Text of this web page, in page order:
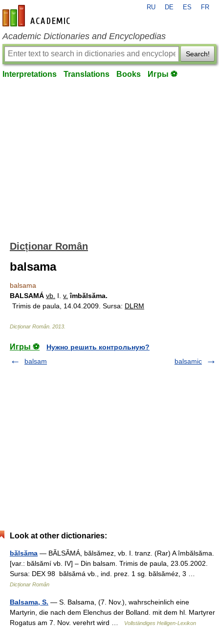
en-academic.com
RU DE ES FR
Academic Dictionaries and Encyclopedias
Search!
Interpretations Translations Books Игры ⚽
Dicționar Român
balsama
balsama
BALSAMÁ vb. I. v. îmbălsăma.
Trimis de paula, 14.04.2009. Sursa: DLRM
Dicționar Român 2013
Игры ⚽
Нужно решить контрольную?
balsam
balsamic
Look at other dictionaries:
bălsăma — BĂLSĂMÁ, bălsămez, vb. I. tranz. (Rar) A îmbălsăma.
[var.: bălsămí vb. IV] – Din balsam. Trimis de paula, 23.05.2002.
Sursa: DEX 98 bălsămá vb., ind. prez. 1 sg. bălsăméz, 3 …
Dicționar Român
Balsama, S. — S. Balsama, (7. Nov.), wahrscheinlich eine
Martyrin, die nach dem Elenchus der Bolland. mit dem hl. Martyrer
Rogatus am 7. Nov. verehrt wird …
Vollständiges Heiligen-Lexikon